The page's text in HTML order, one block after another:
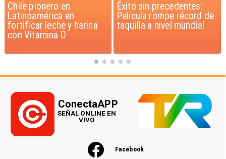
Éxito sin precedentes:
Película rompe récord de
taquilla a nivel mundial
Corte Suprema confirma
pago de $1.000 millones
por caso ProCultura
Facebook
ConectaAPP
SEÑAL ONLINE EN
VIVO